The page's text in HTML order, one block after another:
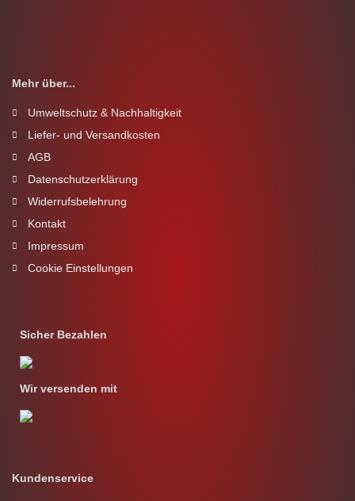
Mehr über...
Umweltschutz & Nachhaltigkeit
Liefer- und Versandkosten
AGB
Datenschutzerklärung
Widerrufsbelehrung
Kontakt
Impressum
Cookie Einstellungen
Sicher Bezahlen
Wir versenden mit
Kundenservice